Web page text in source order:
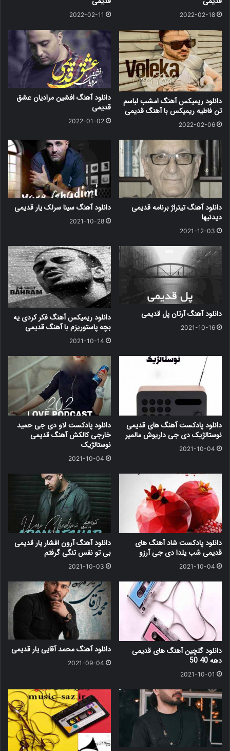
2022-02-18
2022-02-11
دانلود ریمیکس آهنگ امشب لباسم
تن فاطیه ریمیکس با آهنگ قدیمی
2022-02-06
دانلود آهنگ افشین مرادیان عشق
قدیمی
2022-01-02
دانلود آهنگ تیتراژ برنامه قدیمی
دیدنیها
2021-12-03
دانلود آهنگ سینا سرلک یار قدیمی
2021-10-28
دانلود آهنگ آرتان پل قدیمی
2021-10-16
دانلود ریمیکس آهنگ فکر کردی یه
بچه پاستوریزم با آهنگ قدیمی
2021-10-14
دانلود پادکست آهنگ های قدیمی
نوستالژیک دی جی داریوش مالمیر
2021-10-04
دانلود پادکست لاو دی جی حمید
خارجی کالکش آهنگ قدیمی
نوستالژیک
2021-10-04
دانلود پادکست شاد آهنگ های
قدیمی شب یلدا دی جی آرزو
2021-10-04
دانلود آهنگ آرون افشار یار قدیمی
بی تو نفس تنگی گرفتم
2021-10-03
دانلود گلچین آهنگ های قدیمی
دهه 40 50
2021-10-01
دانلود آهنگ محمد آقایی یار قدیمی
2021-09-04